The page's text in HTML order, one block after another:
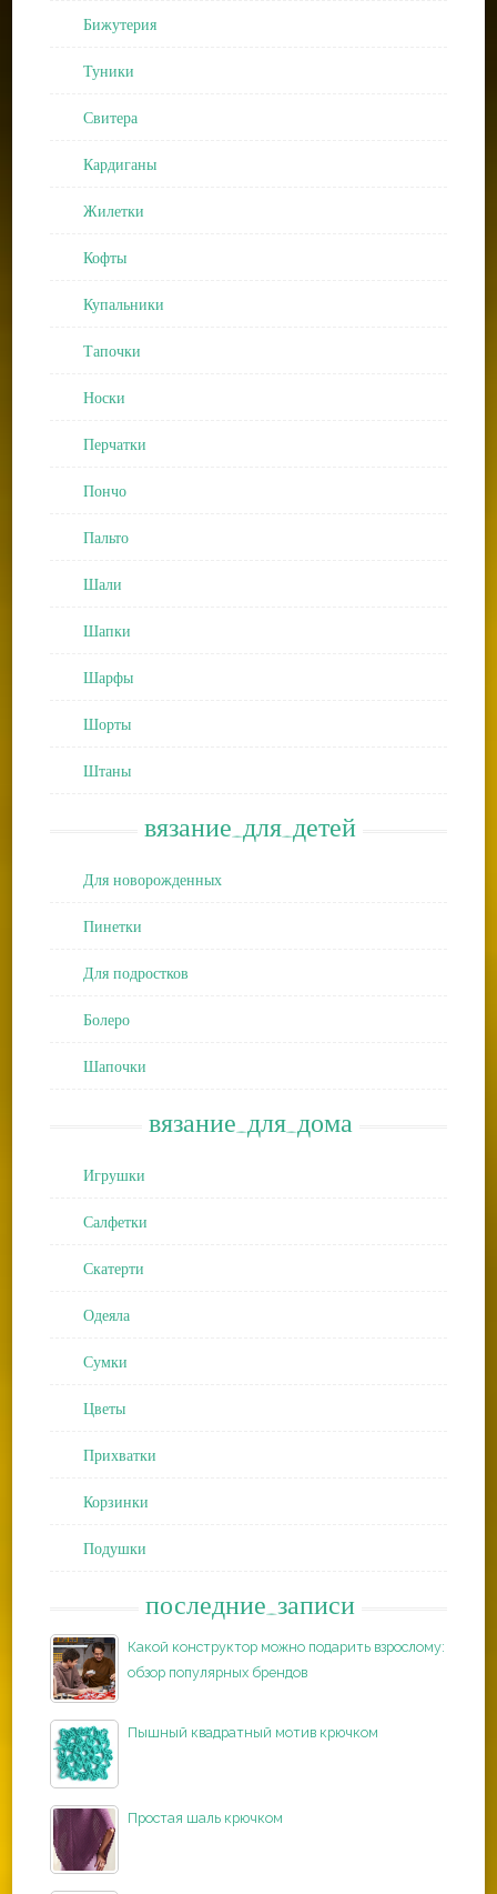
Бижутерия
Туники
Свитера
Кардиганы
Жилетки
Кофты
Купальники
Тапочки
Носки
Перчатки
Пончо
Пальто
Шали
Шапки
Шарфы
Шорты
Штаны
вязание_для_детей
Для новорожденных
Пинетки
Для подростков
Болеро
Шапочки
вязание_для_дома
Игрушки
Салфетки
Скатерти
Одеяла
Сумки
Цветы
Прихватки
Корзинки
Подушки
последние_записи
Какой конструктор можно подарить взрослому:
обзор популярных брендов
Пышный квадратный мотив крючком
Простая шаль крючком